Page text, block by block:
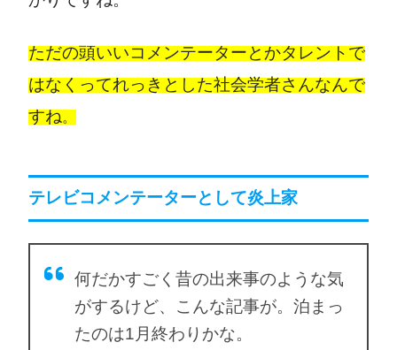
ただの頭いいコメンテーターとかタレントで
はなくってれっきとした社会学者さんなんで
すね。
テレビコメンテーターとして炎上家
何だかすごく昔の出来事のような気
がするけど、こんな記事が。泊まっ
たのは1月終わりかな。